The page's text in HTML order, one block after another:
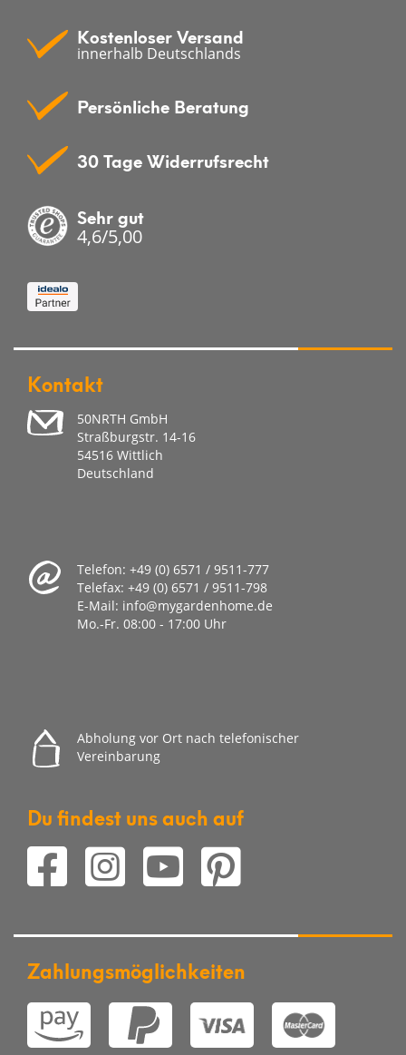
Kostenloser Versand
innerhalb Deutschlands
Persönliche Beratung
30 Tage Widerrufsrecht
Sehr gut
4,6/5,00
Kontakt
50NRTH GmbH
Straßburgstr. 14-16
54516 Wittlich
Deutschland
Telefon: +49 (0) 6571 / 9511-777
Telefax: +49 (0) 6571 / 9511-798
E-Mail: info@mygardenhome.de
Mo.-Fr. 08:00 - 17:00 Uhr
Abholung vor Ort nach telefonischer
Vereinbarung
Du findest uns auch auf
Zahlungsmöglichkeiten